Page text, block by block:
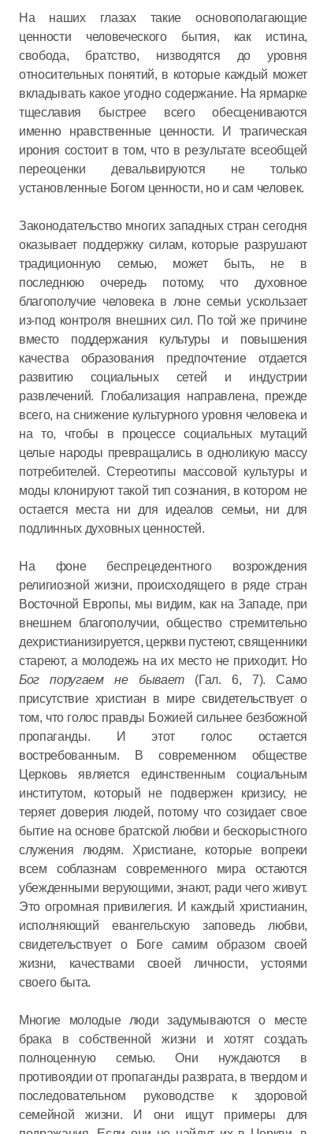
На наших глазах такие основополагающие
ценности человеческого бытия, как истина,
свобода, братство, низводятся до уровня
относительных понятий, в которые каждый может
вкладывать какое угодно содержание. На ярмарке
тщеславия быстрее всего обесцениваются
именно нравственные ценности. И трагическая
ирония состоит в том, что в результате всеобщей
переоценки девальвируются не только
установленные Богом ценности, но и сам человек.
Законодательство многих западных стран сегодня
оказывает поддержку силам, которые разрушают
традиционную семью, может быть, не в
последнюю очередь потому, что духовное
благополучие человека в лоне семьи ускользает
из-под контроля внешних сил. По той же причине
вместо поддержания культуры и повышения
качества образования предпочтение отдается
развитию социальных сетей и индустрии
развлечений. Глобализация направлена, прежде
всего, на снижение культурного уровня человека и
на то, чтобы в процессе социальных мутаций
целые народы превращались в одноликую массу
потребителей. Стереотипы массовой культуры и
моды клонируют такой тип сознания, в котором не
остается места ни для идеалов семьи, ни для
подлинных духовных ценностей.
На фоне беспрецедентного возрождения
религиозной жизни, происходящего в ряде стран
Восточной Европы, мы видим, как на Западе, при
внешнем благополучии, общество стремительно
дехристианизируется, церкви пустеют, священники
стареют, а молодежь на их место не приходит. Но
Бог поругаем не бывает (Гал. 6, 7). Само
присутствие христиан в мире свидетельствует о
том, что голос правды Божией сильнее безбожной
пропаганды. И этот голос остается
востребованным. В современном обществе
Церковь является единственным социальным
институтом, который не подвержен кризису, не
теряет доверия людей, потому что созидает свое
бытие на основе братской любви и бескорыстного
служения людям. Христиане, которые вопреки
всем соблазнам современного мира остаются
убежденными верующими, знают, ради чего живут.
Это огромная привилегия. И каждый христианин,
исполняющий евангельскую заповедь любви,
свидетельствует о Боге самим образом своей
жизни, качествами своей личности, устоями
своего быта.
Многие молодые люди задумываются о месте
брака в собственной жизни и хотят создать
полноценную семью. Они нуждаются в
противоядии от пропаганды разврата, в твердом и
последовательном руководстве к здоровой
семейной жизни. И они ищут примеры для